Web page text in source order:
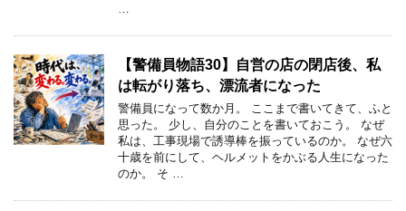
…
【警備員物語30】自営の店の閉店後、私
は転がり落ち、漂流者になった
警備員になって数か月。 ここまで書いてきて、ふと
思った。 少し、自分のことを書いておこう。 なぜ
私は、工事現場で誘導棒を振っているのか。 なぜ六
十歳を前にして、ヘルメットをかぶる人生になった
のか。 そ …